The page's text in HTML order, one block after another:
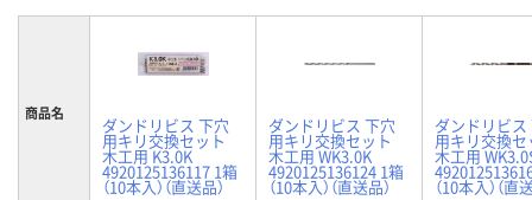
商品名
ダンドリビス 下穴
用キリ交換セット
木工用 K3.0K
4920125136117 1箱
（10本入）（直送品）
ダンドリビス 下穴
用キリ交換セット
木工用 WK3.0K
4920125136124 1箱
（10本入）（直送品）
ダンドリビス
用キリ交換セ
木工用
（10本入）（直